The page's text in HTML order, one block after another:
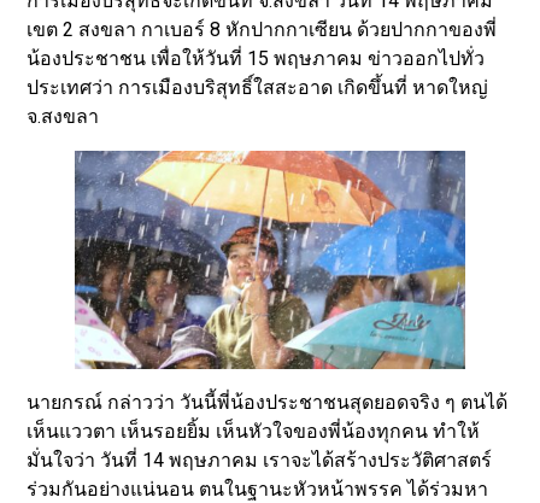
เขต 2 สงขลา กาเบอร์ 8 หักปากกาเซียน ด้วยปากกาของพี่
น้องประชาชน เพื่อให้วันที่ 15 พฤษภาคม ข่าวออกไปทั่ว
ประเทศว่า การเมืองบริสุทธิ์ใสสะอาด เกิดขึ้นที่ หาดใหญ่
จ.สงขลา
นายกรณ์ กล่าวว่า วันนี้พี่น้องประชาชนสุดยอดจริง ๆ ตนได้
เห็นแววตา เห็นรอยยิ้ม เห็นหัวใจของพี่น้องทุกคน ทำให้
มั่นใจว่า วันที่ 14 พฤษภาคม เราจะได้สร้างประวัติศาสตร์
ร่วมกันอย่างแน่นอน ตนในฐานะหัวหน้าพรรค ได้ร่วมหา